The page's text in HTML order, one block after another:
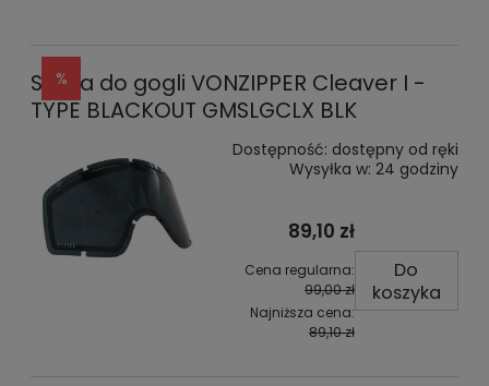
Szyba do gogli VONZIPPER Cleaver I -
TYPE BLACKOUT GMSLGCLX BLK
Dostępność: dostępny od ręki
Wysyłka w: 24 godziny
89,10 zł
Cena regularna:
99,00 zł
Najniższa cena:
89,10 zł
Do
koszyka